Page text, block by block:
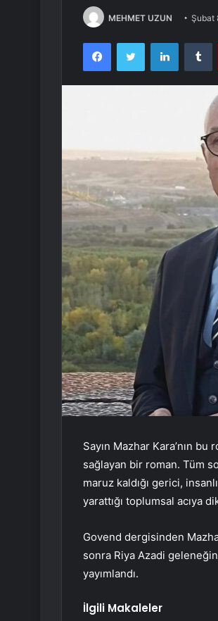
MEHMET UZUN Şubat
FacebookTwitter LinkedIn
Sayın Mazhar Kara’nın bu
sağlayan bir roman. Tüm
maruz kaldığı gerici,
yarattığı toplumsal acıya
Govend dergisinden
sonra Riya Azadi
yayımlandı.
İlgili Makaleler